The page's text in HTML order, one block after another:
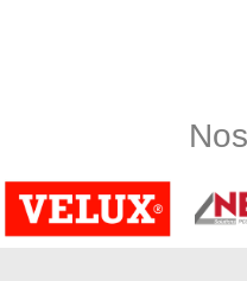
les techniques de réalisation
N’hésitez pas à nous confier
sise à
en maçonnerie à proximité